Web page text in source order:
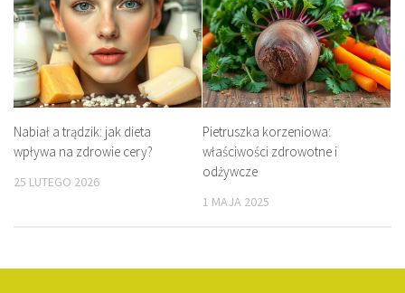
Nabiał a trądzik: jak dieta
wpływa na zdrowie cery?
25 LUTEGO 2026
Pietruszka korzeniowa:
właściwości zdrowotne i
odżywcze
1 MAJA 2025